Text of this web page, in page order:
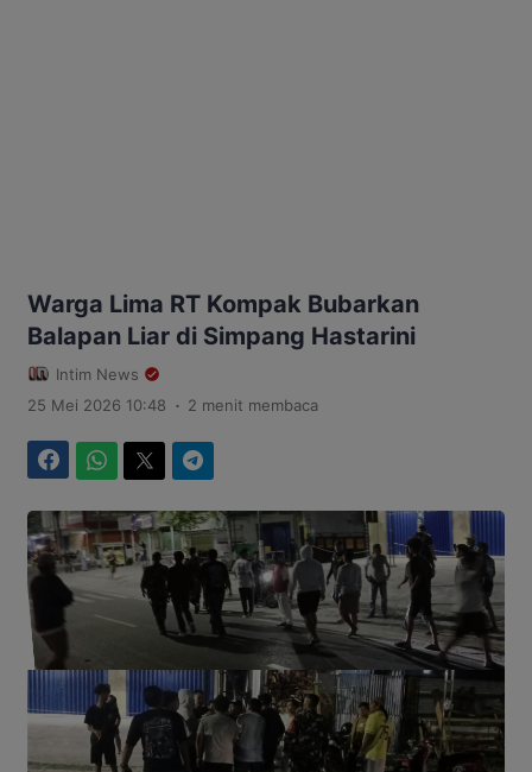
Warga Lima RT Kompak Bubarkan
Balapan Liar di Simpang Hastarini
Intim News
25 Mei 2026 10:48 . 2 menit membaca